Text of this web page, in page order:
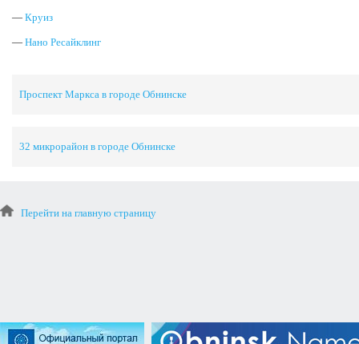
— Круиз
— Нано Ресайклинг
Проспект Маркса в городе Обнинске
32 микрорайон в городе Обнинске
Перейти на главную страницу